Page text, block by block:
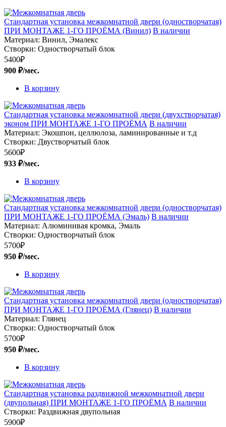
Стандартная установка межкомнатной двери (одностворчатая)
ПРИ МОНТАЖЕ 1-ГО ПРОЁМА (Винил) В наличии
Материал: Винил, Эмалекс
Створки: Одностворчатый блок
5400₽
900 ₽/мес.
В корзину
Стандартная установка межкомнатной двери (двухстворчатая)
эконом ПРИ МОНТАЖЕ 1-ГО ПРОЁМА В наличии
Материал: Экошпон, целлюлоза, ламинированные и т.д
Створки: Двустворчатый блок
5600₽
933 ₽/мес.
В корзину
Стандартная установка межкомнатной двери (одностворчатая)
ПРИ МОНТАЖЕ 1-ГО ПРОЁМА (Эмаль) В наличии
Материал: Алюминивая кромка, Эмаль
Створки: Одностворчатый блок
5700₽
950 ₽/мес.
В корзину
Стандартная установка межкомнатной двери (одностворчатая)
ПРИ МОНТАЖЕ 1-ГО ПРОЁМА (Глянец) В наличии
Материал: Глянец
Створки: Одностворчатый блок
5700₽
950 ₽/мес.
В корзину
Стандартная установка раздвижной межкомнатной двери
(двупольная) ПРИ МОНТАЖЕ 1-ГО ПРОЁМА В наличии
Створки: Раздвижная двупольная
5900₽